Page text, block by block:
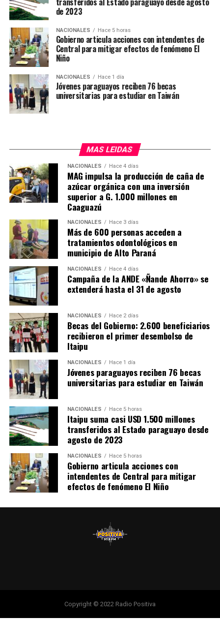
grupo criminal había concretado una «negociación» con
la administración de la Cárcel para adueñarse sus
miembros de dos pabellones que serían los
denominados «B» baja y «C alta», es decir, que esos
lugares les pertenecen pues lo habrían comprado,
acorde a los datos.
de 2023
NACIONALES Hace 5 horas
Gobierno articula acciones con intendentes de
Central para mitigar efectos de fenómeno El
Niño
NACIONALES Hace 1 día
Jóvenes paraguayos reciben 76 becas
universitarias para estudiar en Taiwán
MAS LEIDAS
NACIONALES Hace 4 días
MAG impulsa la producción de caña de
azúcar orgánica con una inversión
superior a G. 1.000 millones en
Caaguazú
NACIONALES Hace 3 días
Más de 600 personas acceden a
tratamientos odontológicos en
municipio de Alto Paraná
NACIONALES Hace 4 días
Campaña de la ANDE «Ñande Ahorro» se
extenderá hasta el 31 de agosto
NACIONALES Hace 2 días
Becas del Gobierno: 2.600 beneficiarios
recibieron el primer desembolso de
Itaipu
NACIONALES Hace 1 día
Jóvenes paraguayos reciben 76 becas
universitarias para estudiar en Taiwán
NACIONALES Hace 5 horas
Itaipu suma casi USD 1.500 millones
transferidos al Estado paraguayo desde
agosto de 2023
NACIONALES Hace 5 horas
Gobierno articula acciones con
intendentes de Central para mitigar
efectos de fenómeno El Niño
Copyright © 2022 Radio Positiva